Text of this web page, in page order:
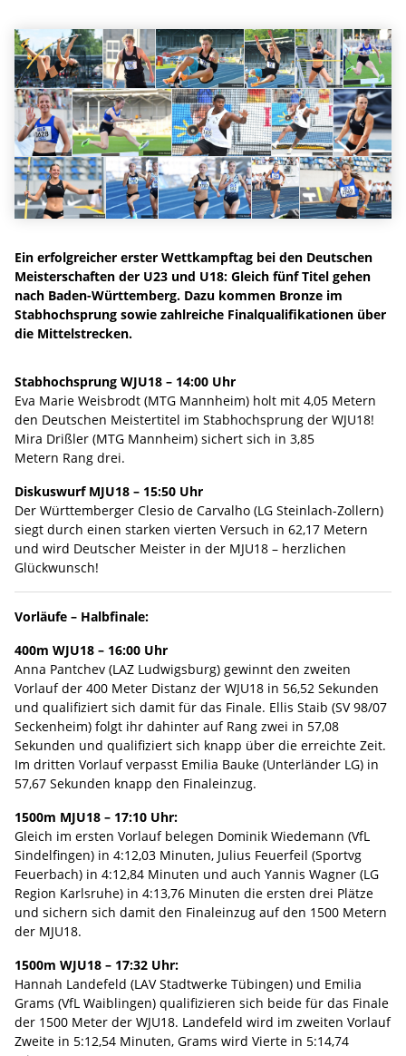
Ein erfolgreicher erster Wettkampftag bei den Deutschen
Meisterschaften der U23 und U18: Gleich fünf Titel gehen
nach Baden-Württemberg. Dazu kommen Bronze im
Stabhochsprung sowie zahlreiche Finalqualifikationen über
die Mittelstrecken.
Stabhochsprung WJU18 – 14:00 Uhr
Eva Marie Weisbrodt (MTG Mannheim) holt mit 4,05 Metern
den Deutschen Meistertitel im Stabhochsprung der WJU18!
Mira Drißler (MTG Mannheim) sichert sich in 3,85
Metern Rang drei.
Diskuswurf MJU18 – 15:50 Uhr
Der Württemberger Clesio de Carvalho (LG Steinlach-Zollern)
siegt durch einen starken vierten Versuch in 62,17 Metern
und wird Deutscher Meister in der MJU18 – herzlichen
Glückwunsch!
Vorläufe – Halbfinale:
400m WJU18 – 16:00 Uhr
Anna Pantchev (LAZ Ludwigsburg) gewinnt den zweiten
Vorlauf der 400 Meter Distanz der WJU18 in 56,52 Sekunden
und qualifiziert sich damit für das Finale. Ellis Staib (SV 98/07
Seckenheim) folgt ihr dahinter auf Rang zwei in 57,08
Sekunden und qualifiziert sich knapp über die erreichte Zeit.
Im dritten Vorlauf verpasst Emilia Bauke (Unterländer LG) in
57,67 Sekunden knapp den Finaleinzug.
1500m MJU18 – 17:10 Uhr:
Gleich im ersten Vorlauf belegen Dominik Wiedemann (VfL
Sindelfingen) in 4:12,03 Minuten, Julius Feuerfeil (Sportvg
Feuerbach) in 4:12,84 Minuten und auch Yannis Wagner (LG
Region Karlsruhe) in 4:13,76 Minuten die ersten drei Plätze
und sichern sich damit den Finaleinzug auf den 1500 Metern
der MJU18.
1500m WJU18 – 17:32 Uhr:
Hannah Landefeld (LAV Stadtwerke Tübingen) und Emilia
Grams (VfL Waiblingen) qualifizieren sich beide für das Finale
der 1500 Meter der WJU18. Landefeld wird im zweiten Vorlauf
Zweite in 5:12,54 Minuten, Grams wird Vierte in 5:14,74